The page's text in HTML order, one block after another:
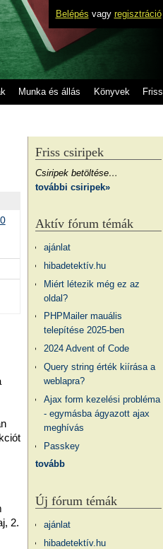
Belépés vagy regisztráció
Munka és állás Könyvek Friss
2.
Friss csiripek
Csiripek betöltése…
további csiripek»
Aktív fórum témák
ajánlat
hibadetektív.hu
Miért létezik még ez az
oldal?
PHPMailer mauális
telepítése 2025-ben
2024 Advent of Code
Query string érték kiírása a
weblapra?
Ajax form kezelési probléma
- egymásba ágyazott ajax
meghívás
Passkey
tovább
Új fórum témák
ajánlat
hibadetektív.hu